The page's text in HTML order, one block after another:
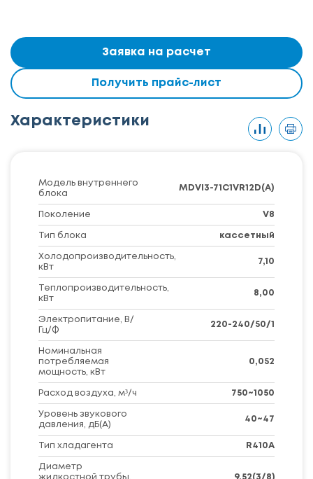
Заявка на расчет
Получить прайс-лист
Характеристики
Модель внутреннего
блока
MDVI3-71C1VR12D(A)
Поколение V8
Тип блока кассетный
Холодопроизводительность,
кВт
7,10
Теплопроизводительность,
кВт
8,00
Электропитание, В/
Гц/Ф
220-240/50/1
Номинальная
потребляемая
мощность, кВт
0,052
Расход воздуха, м³/ч 750~1050
Уровень звукового
давления, дБ(А)
40~47
Тип хладагента R410A
Диаметр
жидкостной трубы,
9,52(3/8)